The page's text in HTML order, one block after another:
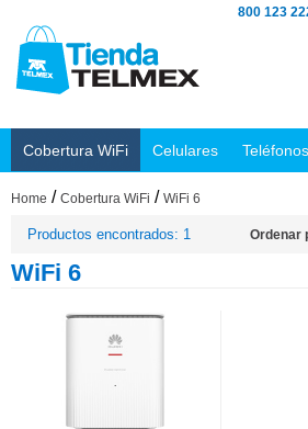
800 123
Cobertura WiFi Celulares Teléfonos
Home / Cobertura WiFi / WiFi 6
Productos encontrados: 1 Ordenar
WiFi 6